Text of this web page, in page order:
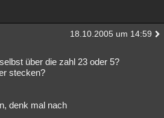
18.10.2005 um 14:59
über die zahl 23 oder 5?
stecken?
denk mal nach